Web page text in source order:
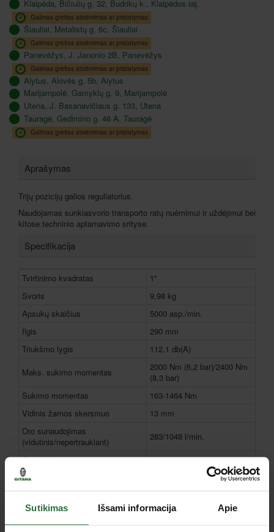
Sutikimas Išsami informacija Apie
Klaipėda, Bičiulių g. 32, Budrikų k., Klaipėdos raj.
Galimas greitas atsiėmimas ar pristatymas
Šiauliai, Metalistų g. 6c, Šiauliai
Galimas greitas atsiėmimas ar pristatymas
Panevėžys, J. Janonio 2B, Panevėžys
Galimas greitas atsiėmimas ar pristatymas
Alytus, Alovės g. 5b, Alytus
Marijampolė, Gamyklų g. 9, Marijampolė
Utena, J. Basanavičiaus g. 133, Utena
Tauragė, Gedimino g. 46 A, Tauragė
Galimas greitas atsiėmimas ar pristatymas
Aprašymas
Trijų pozicijų galios reguliatorius.
Naudojamas sunkiasvorio transporto ratų nuėmimui ir uždėjimui bei
kitose techninio aptarnavimo srityse.
Specifikacija
Tvirtinimo kvadratas
1"
Svoris
9,98 kg
Apsukų skaičius
5000 asp./min.
Ilgis
290 mm
Triukšmo lygis
112,1 db(A)
Maks. sukimo momentas
2000 Nm (6,2 bar)/2400 Nm
(8,3 bar)
Sukimo momentas
163-1464 Nm
Vidinis žarnos skersmuo
13 mm
Oro sunaudojimas
(vidutinis/nepertraukiant)
283/1048 l/min.
Oro įleidimas
1/2"
Tipas
Pneumatiniai veržliasukiai
Rekomenduojami priedai